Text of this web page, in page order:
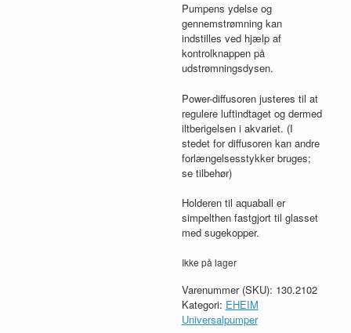
Pumpens ydelse og
gennemstrømning kan
indstilles ved hjælp af
kontrolknappen på
udstrømningsdysen.
Power-diffusoren justeres til at
regulere luftindtaget og dermed
iltberigelsen i akvariet. (I
stedet for diffusoren kan andre
forlængelsesstykker bruges;
se tilbehør)
Holderen til aquaball er
simpelthen fastgjort til glasset
med sugekopper.
Ikke på lager
Varenummer (SKU): 130.2102
Kategori: EHEIM
Universalpumper